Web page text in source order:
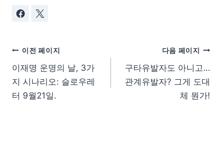
이전 페이지
이재명 운명의 날, 3가
지 시나리오: 슬로우레
터 9월21일.
다음 페이지
구타유발자도 아니고…
관계유발자? 그게 도대
체 뭔가!